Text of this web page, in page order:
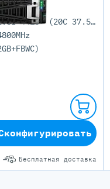
1x Intel Xeon Silver 4416+ (20C 37.5M Cache 2.00 GHz)
Бесплатная доставка